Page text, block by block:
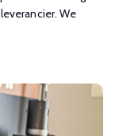
We